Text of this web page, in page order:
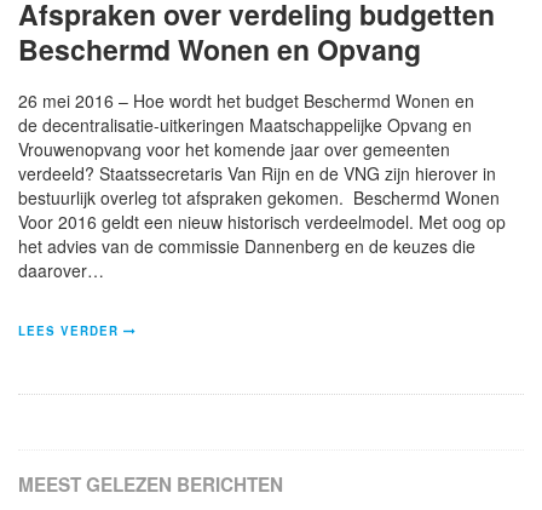
Afspraken over verdeling budgetten
Beschermd Wonen en Opvang
26 mei 2016 – Hoe wordt het budget Beschermd Wonen en
de decentralisatie-uitkeringen Maatschappelijke Opvang en
Vrouwenopvang voor het komende jaar over gemeenten
verdeeld? Staatssecretaris Van Rijn en de VNG zijn hierover in
bestuurlijk overleg tot afspraken gekomen. Beschermd Wonen
Voor 2016 geldt een nieuw historisch verdeelmodel. Met oog op
het advies van de commissie Dannenberg en de keuzes die
daarover…
LEES VERDER
MEEST GELEZEN BERICHTEN